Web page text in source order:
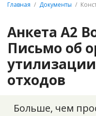
Главная Документы
Анкета А2
Письмо об
отходов
Больше, чем